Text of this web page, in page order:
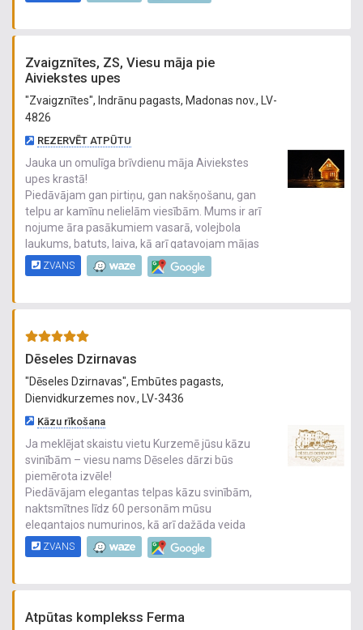
Zvaigznītes, ZS, Viesu māja pie
Aiviekstes upes
"Zvaigznītes", Indrānu pagasts, Madonas nov., LV-
4826
REZERVĒT ATPŪTU
Jauka un omulīga brīvdienu māja Aiviekstes
upes krastā!
Piedāvājam gan pirtiņu, gan nakšņošanu, gan
telpu ar kamīnu nelielām viesībām. Mums ir arī
nojume āra pasākumiem vasarā, volejbola
laukums, batuts, laiva, kā arī gatavojam mājas
sieru!
Būsiet mīļi gaidīti izbaudīt klusumu un mieru pie
Mēs strādājam, lai pie mums ne tikai iegrieztos,
ZVANS
Dēseles Dzirnavas
"Dēseles Dzirnavas", Embūtes pagasts,
Dienvidkurzemes nov., LV-3436
Kāzu rīkošana
Ja meklējat skaistu vietu Kurzemē jūsu kāzu
svinībām – viesu nams Dēseles dārzi būs
piemērota izvēle!
Piedāvājam elegantas telpas kāzu svinībām,
naktsmītnes līdz 60 personām mūsu
elegantajos numuriņos, kā arī dažāda veida
aktivitātes kāzu viesiem – pirti, baļļu, laivu
braucienu pa dzirnavu dīķi un Dēseles dārza
Pie mums ir pārdomāts ikkatrs sīkums un
kāzās!
ZVANS
Atpūtas komplekss Ferma